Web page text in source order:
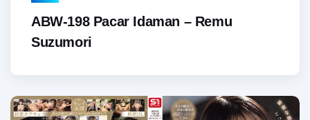
ABW-198 Pacar Idaman – Remu
Suzumori